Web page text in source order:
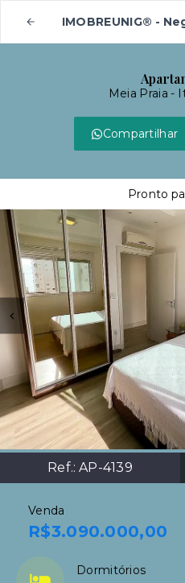
IMOBREUNIG® -
Meia Praia -
Compartilhar
Ref.: AP-4139
Pronto
Venda
R$3.090.000,00
Dormitórios